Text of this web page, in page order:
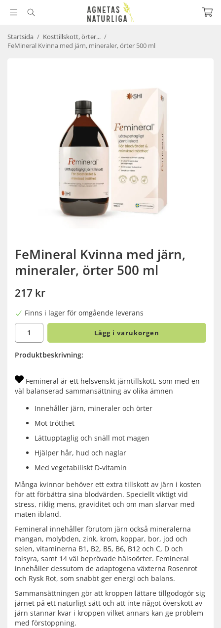
Startsida / Kosttillskott, örter... /
FeMineral Kvinna med järn, mineraler, örter 500 ml
FeMineral Kvinna med järn,
mineraler, örter 500 ml
217 kr
Finns i lager för omgående leverans
Lägg i varukorgen
Produktbeskrivning:
Femineral är ett helsvenskt järntillskott, som med en
väl balanserad sammansättning av olika ämnen
Innehåller järn, mineraler och örter
Mot trötthet
Lättupptaglig och snäll mot magen
Hjälper hår, hud och naglar
Med vegetabiliskt D-vitamin
Många kvinnor behöver ett extra tillskott av järn i kosten
för att förbättra sina blodvärden. Speciellt viktigt vid
stress, riklig mens, graviditet och om man slarvar med
maten ibland.
Femineral innehåller förutom järn också mineralerna
mangan, molybden, zink, krom, koppar, bor, jod och
selen, vitaminerna B1, B2, B5, B6, B12 och C, D och
folsyra, samt 14 väl beprövade hälsoörter. Femineral
innehåller dessutom de adaptogena växterna Rosenrot
och Rysk Rot, som snabbt ger energi och balans.
Sammansättningen gör att kroppen lättare tillgodogör sig
järnet på ett naturligt sätt och att inte något överskott av
järn stannar kvar i kroppen vilket annars kan ge problem
med förstoppning.